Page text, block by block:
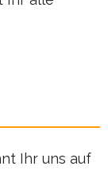
Ihr uns auf